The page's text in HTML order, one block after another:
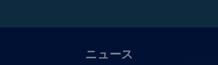
ニュース